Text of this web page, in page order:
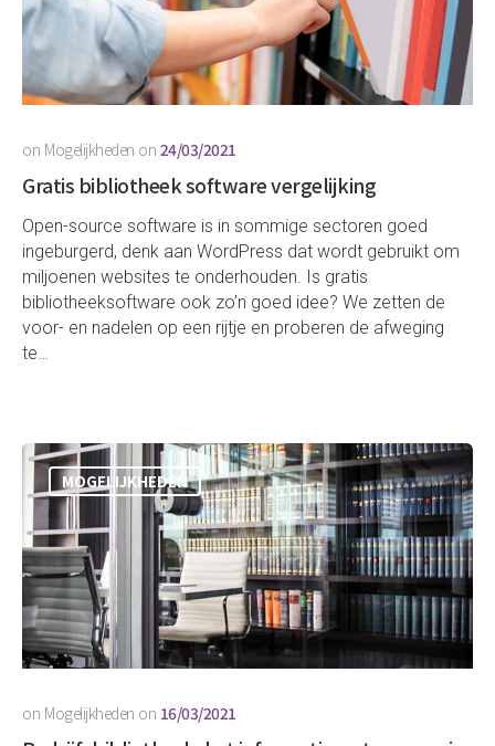
on Mogelijkheden on 24/03/2021
Gratis bibliotheek software vergelijking
Open-source software is in sommige sectoren goed
ingeburgerd, denk aan WordPress dat wordt gebruikt om
miljoenen websites te onderhouden. Is gratis
bibliotheeksoftware ook zo’n goed idee? We zetten de
voor- en nadelen op een rijtje en proberen de afweging
te…
MOGELIJKHEDEN
on Mogelijkheden on 16/03/2021